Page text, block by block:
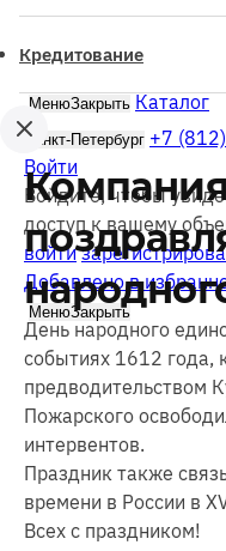
Кредитование
МенюЗакрыть Каталог
Санкт-Петербург +7
Войти
Войдите, чтобы
доступ к вашему
войти
Добавлено в
МенюЗакрыть
День народного
событиях 1612 года,
предводительством
Пожарского
интервентов.
Праздник также
времени в России в
Всех с праздником!